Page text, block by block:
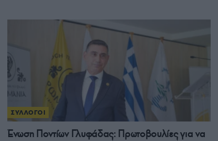
ΣΥΛΛΟΓΟΙ
Ένωση Ποντίων Γλυφάδας: Πρωτοβουλίες για να